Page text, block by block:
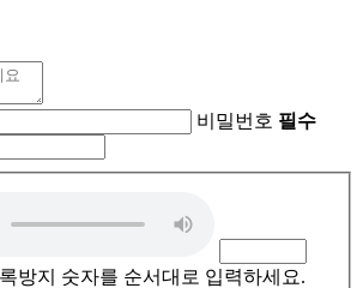
비밀번호 필수
방지 숫자를 순서대로 입력하세요.